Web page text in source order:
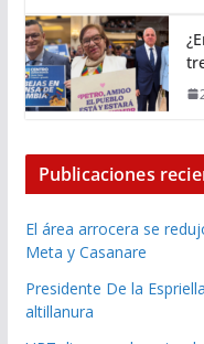
Publicaciones
El área arrocera se
Meta y Casanare
Presidente De la
altillanura